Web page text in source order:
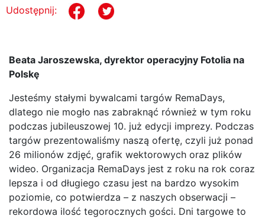
Udostępnij:
Beata Jaroszewska, dyrektor operacyjny Fotolia na
Polskę
Jesteśmy stałymi bywalcami targów RemaDays,
dlatego nie mogło nas zabraknąć również w tym roku
podczas jubileuszowej 10. już edycji imprezy. Podczas
targów prezentowaliśmy naszą ofertę, czyli już ponad
26 milionów zdjęć, grafik wektorowych oraz plików
wideo. Organizacja RemaDays jest z roku na rok coraz
lepsza i od długiego czasu jest na bardzo wysokim
poziomie, co potwierdza – z naszych obserwacji –
rekordowa ilość tegorocznych gości. Dni targowe to